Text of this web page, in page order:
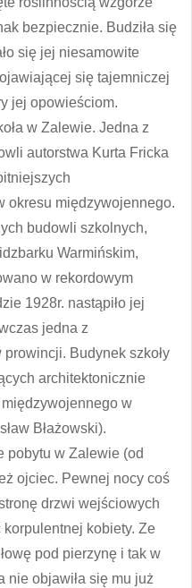
bezpiecznie. Budziła się
się jej niesamowite
się tajemniczej
jej opowieściom.
w Zalewie. Jedna z
autorstwa Kurta Fricka
okresu międzywojennego.
budowli szkolnych,
Warmińskim,
w rekordowym
1928r. nastąpiło jej
jedna z
Budynek szkoły
architektonicznie
w
Błażowski).
pobytu w Zalewie (od
ojciec. Pewnej nocy coś
drzwi wejściowych
korpulentnej kobiety. Ze
pod pierzynę i tak w
nie objawiła się mu już